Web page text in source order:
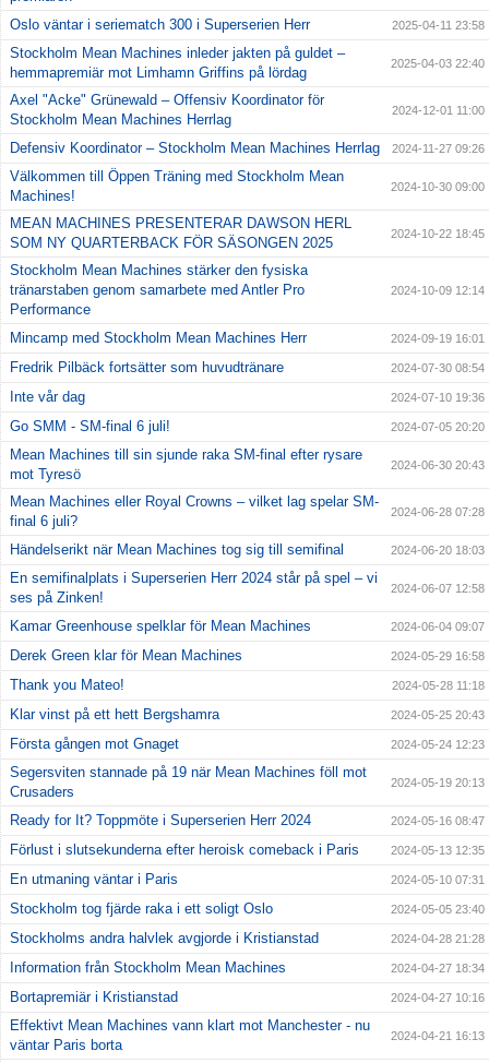
Oslo väntar i seriematch 300 i Superserien Herr 2025-04-11 23:58
Stockholm Mean Machines inleder jakten på guldet –
hemmapremiär mot Limhamn Griffins på lördag
2025-04-03 22:40
Axel "Acke" Grünewald – Offensiv Koordinator för
Stockholm Mean Machines Herrlag
2024-12-01 11:00
Defensiv Koordinator – Stockholm Mean Machines Herrlag 2024-11-27 09:26
Välkommen till Öppen Träning med Stockholm Mean
Machines!
2024-10-30 09:00
MEAN MACHINES PRESENTERAR DAWSON HERL
SOM NY QUARTERBACK FÖR SÄSONGEN 2025
2024-10-22 18:45
Stockholm Mean Machines stärker den fysiska
tränarstaben genom samarbete med Antler Pro
Performance
2024-10-09 12:14
Mincamp med Stockholm Mean Machines Herr 2024-09-19 16:01
Fredrik Pilbäck fortsätter som huvudtränare 2024-07-30 08:54
Inte vår dag 2024-07-10 19:36
Go SMM - SM-final 6 juli! 2024-07-05 20:20
Mean Machines till sin sjunde raka SM-final efter rysare
mot Tyresö
2024-06-30 20:43
Mean Machines eller Royal Crowns – vilket lag spelar SM-
final 6 juli?
2024-06-28 07:28
Händelserikt när Mean Machines tog sig till semifinal 2024-06-20 18:03
En semifinalplats i Superserien Herr 2024 står på spel – vi
ses på Zinken!
2024-06-07 12:58
Kamar Greenhouse spelklar för Mean Machines 2024-06-04 09:07
Derek Green klar för Mean Machines 2024-05-29 16:58
Thank you Mateo! 2024-05-28 11:18
Klar vinst på ett hett Bergshamra 2024-05-25 20:43
Första gången mot Gnaget 2024-05-24 12:23
Segersviten stannade på 19 när Mean Machines föll mot
Crusaders
2024-05-19 20:13
Ready for It? Toppmöte i Superserien Herr 2024 2024-05-16 08:47
Förlust i slutsekunderna efter heroisk comeback i Paris 2024-05-13 12:35
En utmaning väntar i Paris 2024-05-10 07:31
Stockholm tog fjärde raka i ett soligt Oslo 2024-05-05 23:40
Stockholms andra halvlek avgjorde i Kristianstad 2024-04-28 21:28
Information från Stockholm Mean Machines 2024-04-27 18:34
Bortapremiär i Kristianstad 2024-04-27 10:16
Effektivt Mean Machines vann klart mot Manchester - nu
väntar Paris borta
2024-04-21 16:13